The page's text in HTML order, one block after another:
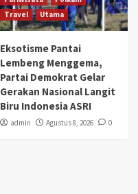
Travel
Utama
Eksotisme Pantai
Lembeng Menggema,
Partai Demokrat Gelar
Gerakan Nasional Langit
Biru Indonesia ASRI
admin Agustus 8, 2026 0